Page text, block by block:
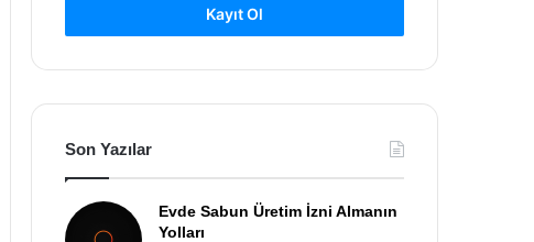
Kayıt Ol
Son Yazılar
Evde Sabun Üretim İzni Almanın
Yolları